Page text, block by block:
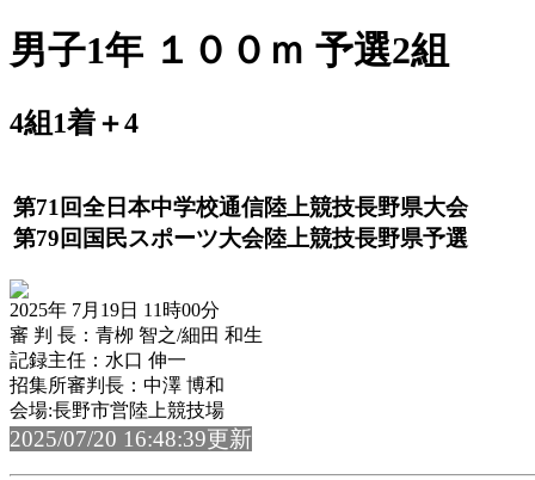
男子1年 １００ｍ 予選2組
4組1着＋4
第71回全日本中学校通信陸上競技長野県大会
第79回国民スポーツ大会陸上競技長野県予選
2025年 7月19日 11時00分
審 判 長：青栁 智之/細田 和生
記録主任：水口 伸一
招集所審判長：中澤 博和
会場:長野市営陸上競技場
2025/07/20 16:48:39更新